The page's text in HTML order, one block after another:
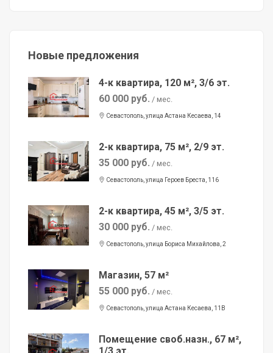
Новые предложения
4-к квартира, 120 м², 3/6 эт.
60 000 руб. / мес.
Севастополь, улица Астана Кесаева, 14
2-к квартира, 75 м², 2/9 эт.
35 000 руб. / мес.
Севастополь, улица Героев Бреста, 116
2-к квартира, 45 м², 3/5 эт.
30 000 руб. / мес.
Севастополь, улица Бориса Михайлова, 2
Магазин, 57 м²
55 000 руб. / мес.
Севастополь, улица Астана Кесаева, 11В
Помещение своб.назн., 67 м²,